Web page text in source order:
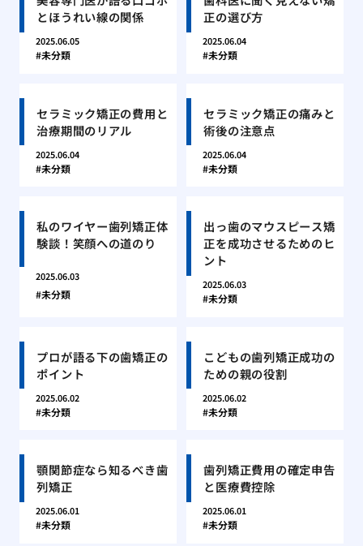
とほうれい線の関係
2025.06.05
未分類
正の選び方
2025.06.04
未分類
セラミック矯正の費用と
治療期間のリアル
2025.06.04
未分類
セラミック矯正の痛みと
術後の注意点
2025.06.04
未分類
私のワイヤー歯列矯正体
験談！笑顔への道のり
2025.06.03
未分類
出っ歯のマウスピース矯
正を成功させるためのヒ
ント
2025.06.03
未分類
プロが語る下の歯矯正の
ポイント
2025.06.02
未分類
こどもの歯列矯正成功の
ための親の役割
2025.06.02
未分類
顎関節症なら知るべき歯
列矯正
2025.06.01
未分類
歯列矯正費用の確定申告
と医療費控除
2025.06.01
未分類